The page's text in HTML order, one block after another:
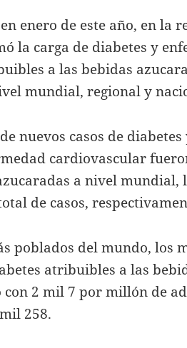
enero de este año, en la
la carga de diabetes y
a las bebidas
mundial, regional y
nuevos casos de
cardiovascular
a nivel mundial,
de casos,
poblados del mundo, los
atribuibles a las
2 mil 7 por millón de
258.